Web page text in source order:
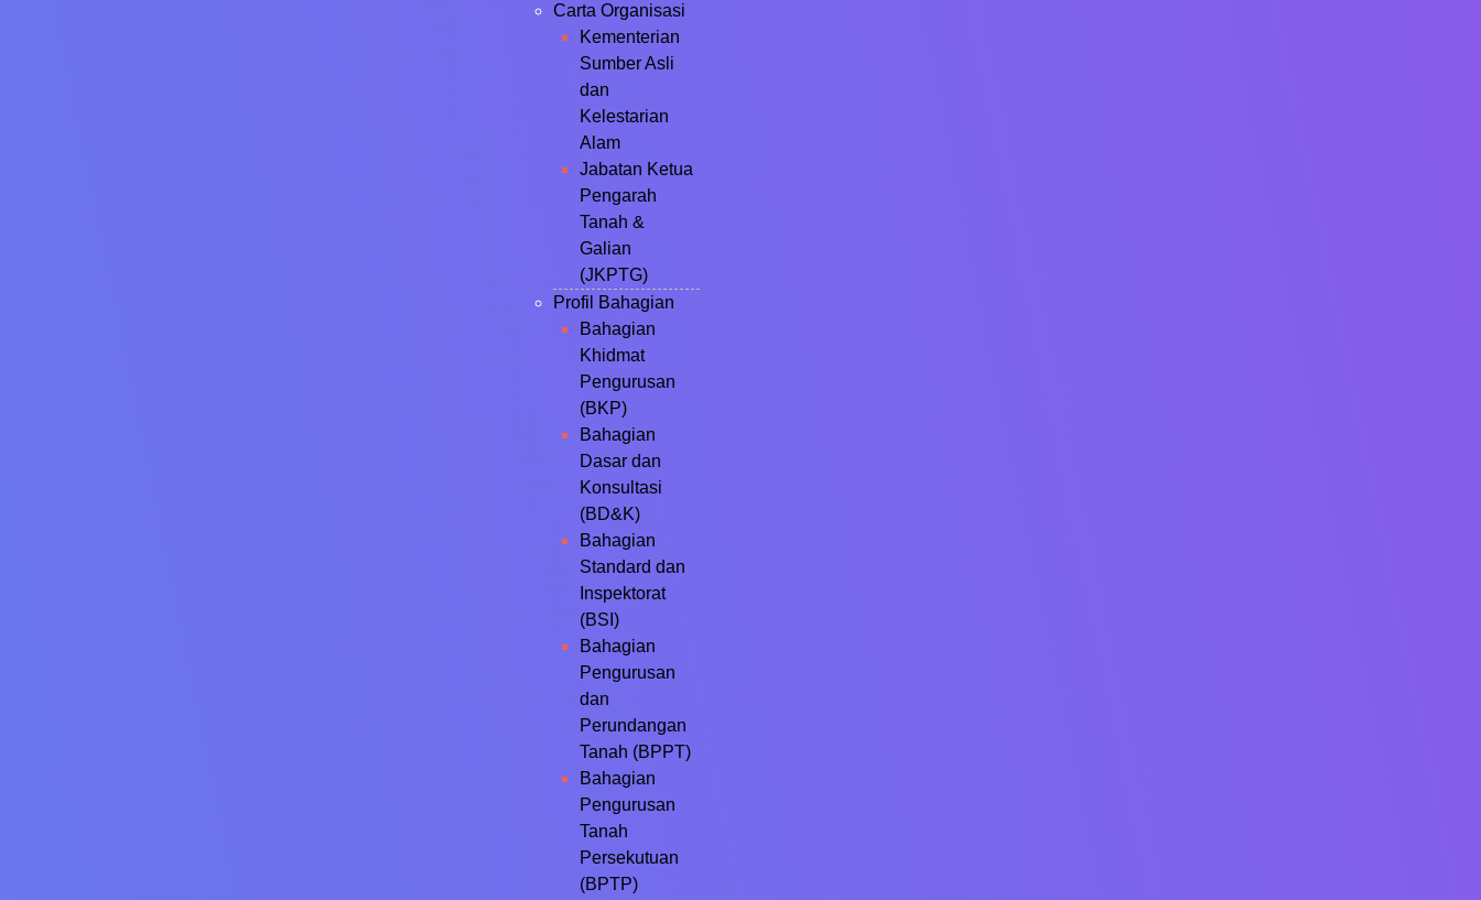
Carta Organisasi
Kementerian
Sumber Asli
dan
Kelestarian
Alam
Jabatan Ketua
Pengarah
Tanah &
Galian
(JKPTG)
Profil Bahagian
Bahagian
Khidmat
Pengurusan
(BKP)
Bahagian
Dasar dan
Konsultasi
(BD&K)
Bahagian
Standard dan
Inspektorat
(BSI)
Bahagian
Pengurusan
dan
Perundangan
Tanah (BPPT)
Bahagian
Pengurusan
Tanah
Persekutuan
(BPTP)